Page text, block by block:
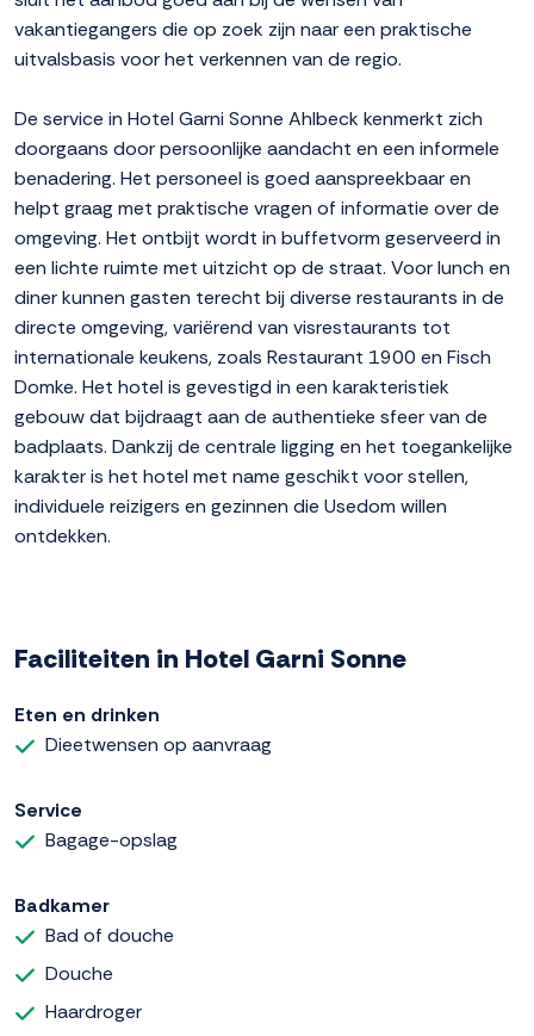
vakantiegangers die op zoek zijn naar een praktische
uitvalsbasis voor het verkennen van de regio.
De service in Hotel Garni Sonne Ahlbeck kenmerkt zich
doorgaans door persoonlijke aandacht en een informele
benadering. Het personeel is goed aanspreekbaar en
helpt graag met praktische vragen of informatie over de
omgeving. Het ontbijt wordt in buffetvorm geserveerd in
een lichte ruimte met uitzicht op de straat. Voor lunch en
diner kunnen gasten terecht bij diverse restaurants in de
directe omgeving, variërend van visrestaurants tot
internationale keukens, zoals Restaurant 1900 en Fisch
Domke. Het hotel is gevestigd in een karakteristiek
gebouw dat bijdraagt aan de authentieke sfeer van de
badplaats. Dankzij de centrale ligging en het toegankelijke
karakter is het hotel met name geschikt voor stellen,
individuele reizigers en gezinnen die Usedom willen
ontdekken.
Faciliteiten in Hotel Garni Sonne
Eten en drinken
Dieetwensen op aanvraag
Service
Bagage-opslag
Badkamer
Bad of douche
Douche
Haardroger